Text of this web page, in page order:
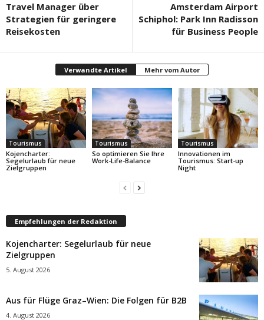
Travel Manager über
Strategien für geringere
Reisekosten
Amsterdam Airport
Schiphol: Park Inn Radisson
für Business People
Verwandte Artikel Mehr vom Autor
Tourismus
Kojencharter:
Segelurlaub für neue
Zielgruppen
Tourismus
So optimieren Sie Ihre
Work-Life-Balance
Tourismus
Innovationen im
Tourismus: Start-up
Night
Empfehlungen der Redaktion
Kojencharter: Segelurlaub für neue
Zielgruppen
5. August 2026
Aus für Flüge Graz–Wien: Die Folgen für B2B
4. August 2026